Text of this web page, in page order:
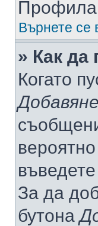
Профила
Върнете се
» Как да
Когато
За да
бутона